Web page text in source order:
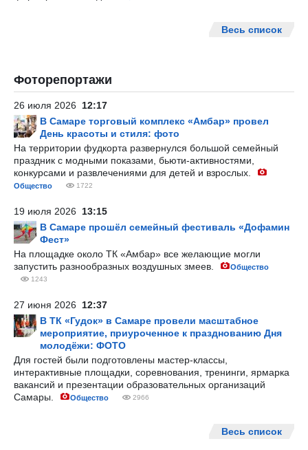
Весь список
Фоторепортажи
26 июля 2026 12:17
В Самаре торговый комплекс «Амбар» провел
День красоты и стиля: фото
На территории фудкорта развернулся большой семейный
праздник с модными показами, бьюти-активностями,
конкурсами и развлечениями для детей и взрослых.
Общество 1722
19 июля 2026 13:15
В Самаре прошёл семейный фестиваль «Дофамин
Фест»
На площадке около ТК «Амбар» все желающие могли
запустить разнообразных воздушных змеев.
Общество
1243
27 июня 2026 12:37
В ТК «Гудок» в Самаре провели масштабное
мероприятие, приуроченное к празднованию Дня
молодёжи: ФОТО
Для гостей были подготовлены мастер-классы,
интерактивные площадки, соревнования, тренинги, ярмарка
вакансий и презентации образовательных организаций
Самары.
Общество 2966
Весь список